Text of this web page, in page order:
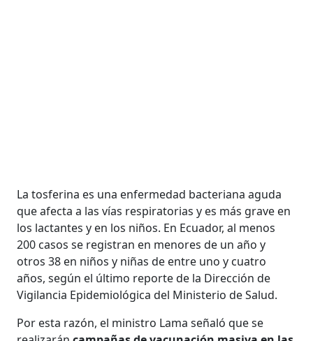
La tosferina es una enfermedad bacteriana aguda
que afecta a las vías respiratorias y es más grave en
los lactantes y en los niños. En Ecuador, al menos
200 casos se registran en menores de un año y
otros 38 en niños y niñas de entre uno y cuatro
años, según el último reporte de la Dirección de
Vigilancia Epidemiológica del Ministerio de Salud.
Por esta razón, el ministro Lama señaló que se